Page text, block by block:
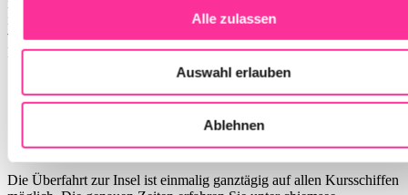
Alle zulassen
Auswahl erlauben
Ablehnen
Bitte beachten Sie, dass das Parkticket
vor der Ausfahrt zu entwerten ist.Dabei stehen folgende
Möglichkeiten zur Verfügung:
Informationsschalter der Chiemsee-Schifffahrt / Abendkasse
auf dem Schiff während der Rückfahrt nach Prien-Stock:
Kassenbereich im unteren Deck
Die Überfahrt zur Insel ist einmalig ganztägig auf allen Kursschiffen